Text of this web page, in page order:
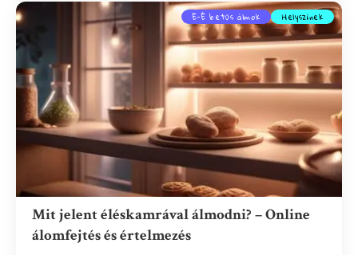
E-É betűs álmok Helyszínek
Mit jelent éléskamrával álmodni? – Online
álomfejtés és értelmezés